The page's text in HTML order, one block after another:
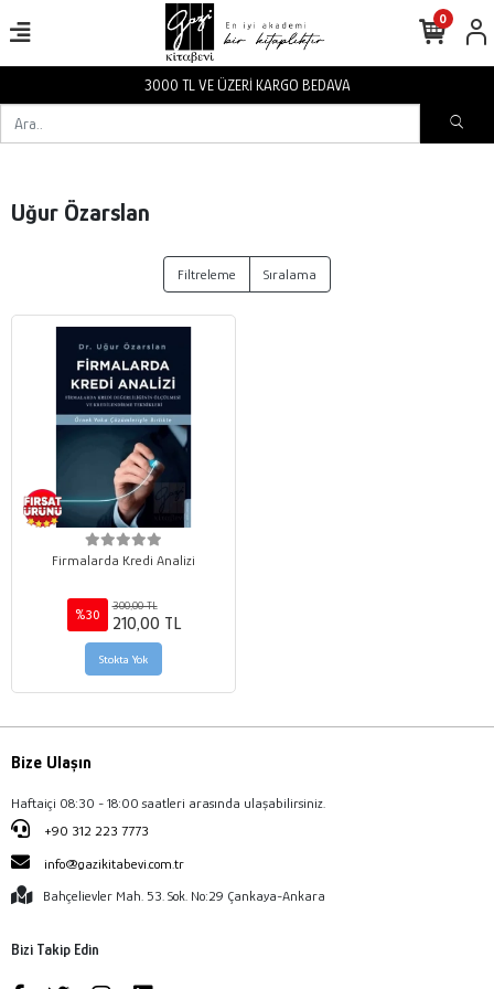
3000 TL VE ÜZERİ KARGO BEDAVA
0
Uğur Özarslan
Filtreleme Sıralama
Firmalarda Kredi Analizi
%30
300,00 TL
210,00 TL
Stokta Yok
Bize Ulaşın
Haftaiçi 08:30 - 18:00 saatleri arasında ulaşabilirsiniz.
+90 312 223 7773
info@gazikitabevi.com.tr
Bahçelievler Mah. 53. Sok. No:29 Çankaya-Ankara
Bizi Takip Edin